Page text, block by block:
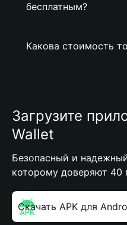
бесплатным?
Какова стоимость
Загрузите
Wallet
Безопасный и
которому доверяют 40
Скачать APK для